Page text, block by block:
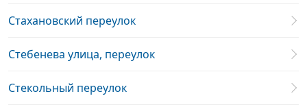
Стахановский переулок
Стебенева улица, переулок
Стекольный переулок